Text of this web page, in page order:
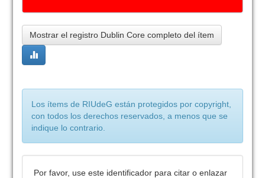
Mostrar el registro Dublin Core completo del ítem
Los ítems de RIUdeG están protegidos por copyright,
con todos los derechos reservados, a menos que se
indique lo contrario.
Por favor, use este identificador para citar o enlazar